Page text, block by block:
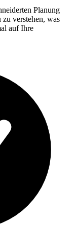
Planung
verstehen, was
auf Ihre